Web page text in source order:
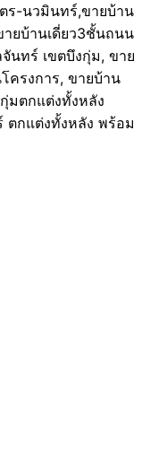
ร-นวมินทร์,ขายบ้าน
ายบ้านเดี่ยว3ชั้นถนน
นทร์ เขตบึงกุ่ม, ขาย
ครงการ, ขายบ้าน
มตกแต่งทั้งหลัง
ตกแต่งทั้งหลัง พร้อม